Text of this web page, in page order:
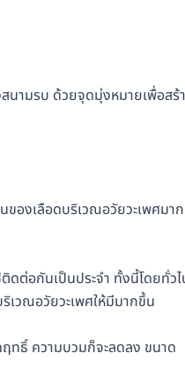
นามรบ ด้วยจุดมุ่งหมายเพื่อสร้
ของเลือดบริเวณอวัยวะเพศมาก
ดต่อกันเป็นประจำ ทั้งนี้โดยทั่ว
เวณอวัยวะเพศให้มีมากขึ้น
ทธิ์ ความบวมก็จะลดลง ขนาด